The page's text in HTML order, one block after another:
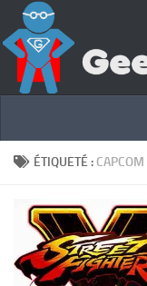
ÉTIQUETÉ : CAPCOM